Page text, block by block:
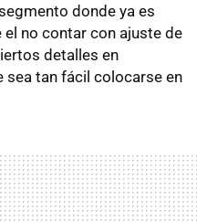
donde ya es
no contar con ajuste de
detalles en
sea tan fácil colocarse en